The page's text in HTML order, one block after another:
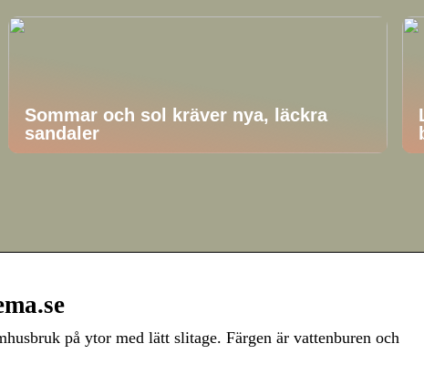
Sommar och sol kräver nya, läckra
sandaler
på ytor med lätt slitage. Färgen är vattenburen och